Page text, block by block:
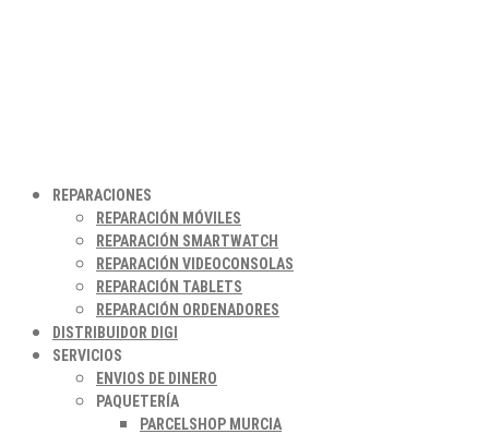
REPARACIONES
REPARACIÓN MÓVILES
REPARACIÓN SMARTWATCH
REPARACIÓN VIDEOCONSOLAS
REPARACIÓN TABLETS
REPARACIÓN ORDENADORES
DISTRIBUIDOR DIGI
SERVICIOS
ENVIOS DE DINERO
PAQUETERÍA
PARCELSHOP MURCIA